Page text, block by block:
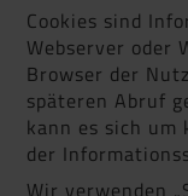
Cookies sind
Webserver oder
Browser der
späteren Abruf
kann es sich um
der
Wir verwenden